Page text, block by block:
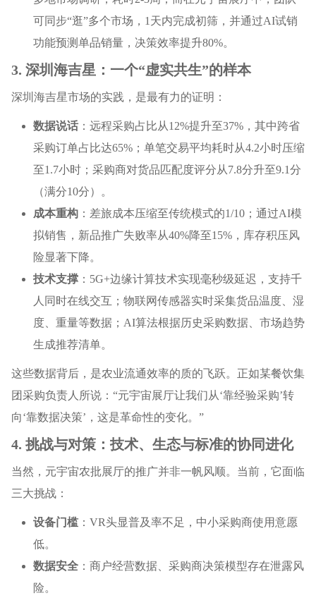
可同步“逛”多个市场，1天内完成初筛，并通过AI试销
功能预测单品销量，决策效率提升80%。
3. 深圳海吉星：一个“虚实共生”的样本
深圳海吉星市场的实践，是最有力的证明：
数据说话 ：远程采购占比从12%提升至37%，其中跨省
采购订单占比达65%；单笔交易平均耗时从4.2小时压缩
至1.7小时；采购商对货品匹配度评分从7.8分升至9.1分
（满分10分）。
成本重构 ：差旅成本压缩至传统模式的1/10；通过AI模
拟销售，新品推广失败率从40%降至15%，库存积压风
险显著下降。
技术支撑 ：5G+边缘计算技术实现毫秒级延迟，支持千
人同时在线交互；物联网传感器实时采集货品温度、湿
度、重量等数据；AI算法根据历史采购数据、市场趋势
生成推荐清单。
这些数据背后，是农业流通效率的质的飞跃。正如某餐饮集
团采购负责人所说：“元宇宙展厅让我们从‘靠经验采购’转
向‘靠数据决策’，这是革命性的变化。”
4. 挑战与对策：技术、生态与标准的协同进化
当然，元宇宙农批展厅的推广并非一帆风顺。当前，它面临
三大挑战：
设备门槛 ：VR头显普及率不足，中小采购商使用意愿
低。
数据安全 ：商户经营数据、采购商决策模型存在泄露风
险。